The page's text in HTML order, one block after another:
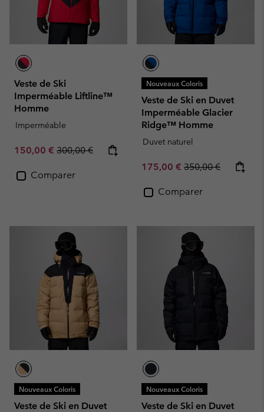
Veste de Ski
Imperméable Liftline™
Homme
Imperméable
Sale price:
150,00 € Regular price:
300,00 €
Comparer
Nouveaux Coloris
Veste de Ski en Duvet
Imperméable Glacier
Ridge™ Homme
Duvet naturel
Sale price:
175,00 € Regular price:
350,00 €
Comparer
Nouveaux Coloris
Veste de Ski en Duvet
Nouveaux Coloris
Veste de Ski en Duvet